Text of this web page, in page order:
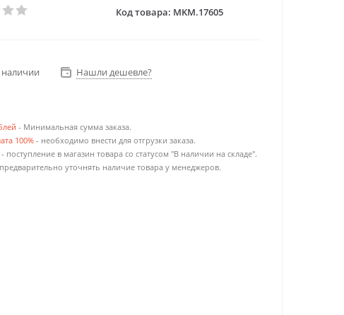
Код товара: MKM.17605
наличии Нашли дешевле?
- Минимальная сумма заказа.
100% - необходимо внести для отгрузки заказа.
- поступление в магазин товара со статусом "В наличии на складе".
уточнять наличие товара у менеджеров.